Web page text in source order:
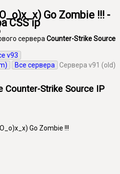
Go Zombie !!! -
CSS ip
сервера Counter-Strike Source
v93
Все сервера
Сервера v91 (old)
Strike Source IP
Go Zombie !!!